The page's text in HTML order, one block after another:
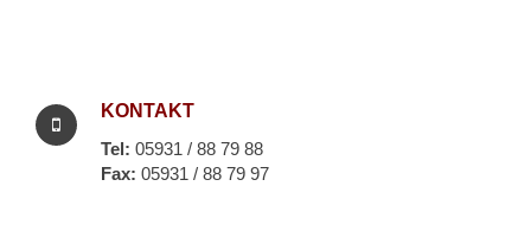
KONTAKT
Tel: 05931 / 88 79 88
Fax: 05931 / 88 79 97